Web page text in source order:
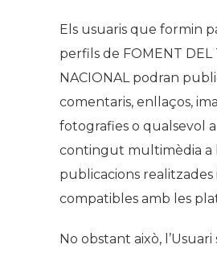
Els usuaris que formin
perfils de FOMENT DEL
NACIONAL podran
comentaris, enllaços,
fotografies o qualsevol
contingut multimèdia a
publicacions realitzades
compatibles amb les
No obstant això, l’Usuari